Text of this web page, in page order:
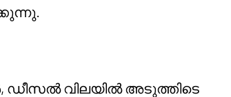
ഡീസൽ വിലയിൽ അടുത്തിടെ